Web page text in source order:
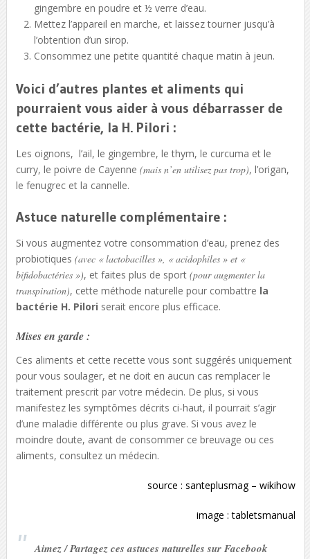
gingembre en poudre et ½ verre d’eau.
Mettez l’appareil en marche, et laissez tourner jusqu’à
l’obtention d’un sirop.
Consommez une petite quantité chaque matin à jeun.
Voici d’autres plantes et aliments qui
pourraient vous aider à vous débarrasser de
cette bactérie, la H. Pilori :
Les oignons, l’ail, le gingembre, le thym, le curcuma et le
curry, le poivre de Cayenne (mais n’en utilisez pas trop), l’origan,
le fenugrec et la cannelle.
Astuce naturelle complémentaire :
Si vous augmentez votre consommation d’eau, prenez des
probiotiques (avec « lactobacilles », « acidophiles » et «
bifidobactéries »), et faites plus de sport(pour augmenter la
transpiration), cette méthode naturelle pour combattre la
bactérie H. Pilori serait encore plus efficace.
Mises en garde :
Ces aliments et cette recette vous sont suggérés uniquement
pour vous soulager, et ne doit en aucun cas remplacer le
traitement prescrit par votre médecin. De plus, si vous
manifestez les symptômes décrits ci-haut, il pourrait s’agir
d’une maladie différente ou plus grave. Si vous avez le
moindre doute, avant de consommer ce breuvage ou ces
aliments, consultez un médecin.
source :santeplusmag–wikihow
image :tabletsmanual
Aimez / Partagez ces astuces naturelles sur Facebook